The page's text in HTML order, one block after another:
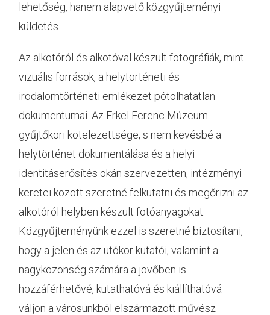
lehetőség, hanem alapvető közgyűjteményi
küldetés.
Az alkotóról és alkotóval készült fotográfiák, mint
vizuális források, a helytörténeti és
irodalomtörténeti emlékezet pótolhatatlan
dokumentumai. Az Erkel Ferenc Múzeum
gyűjtőköri kötelezettsége, s nem kevésbé a
helytörténet dokumentálása és a helyi
identitáserősítés okán szervezetten, intézményi
keretei között szeretné felkutatni és megőrizni az
alkotóról helyben készült fotóanyagokat.
Közgyűjteményünk ezzel is szeretné biztosítani,
hogy a jelen és az utókor kutatói, valamint a
nagyközönség számára a jövőben is
hozzáférhetővé, kutathatóvá és kiállíthatóvá
váljon a városunkból elszármazott művész